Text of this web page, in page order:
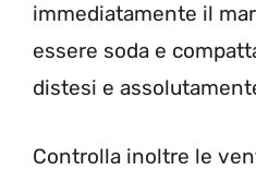
immediatamente il
essere soda e
distesi e
Controlla inoltre le